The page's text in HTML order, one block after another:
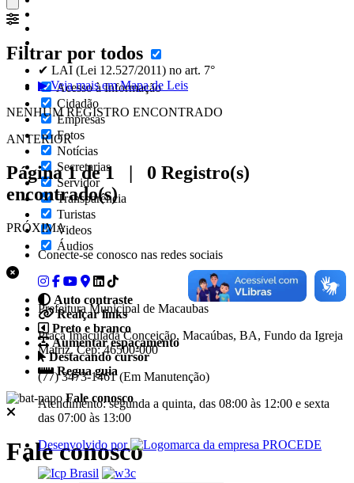
Filtrar por todos
Acesso à Informação
Cidadão
Empresas
Fotos
Notícias
Secretarias
Servidor
Transparência
Turistas
Videos
Áudios
Auto contraste
Realçar links
Preto e branco
Aumentar espaçamento
Destacando cursor
Regua guia
Fale conosco
Fale conosco
✔ LAI (Lei 12.527/2011) no art. 7°
▶ Veja mais em Mapa de Leis
NENHUM REGISTRO ENCONTRADO
ANTERIOR
Página 1 de 1 | 0 Registro(s)
encontrado(s)
PRÓXIMA
Conecte-se conosco nas redes sociais
Prefeitura Municipal de Macaubas
Praça Imaculada Conceição, Macaúbas, BA, Fundo da Igreja
Matriz. Cep: 46500-000
(77) 3473-1461 (Em Manutenção)
Atendimento: segunda a quinta, das 08:00 às 12:00 e sexta
das 07:00 às 13:00
Desenvolvido por